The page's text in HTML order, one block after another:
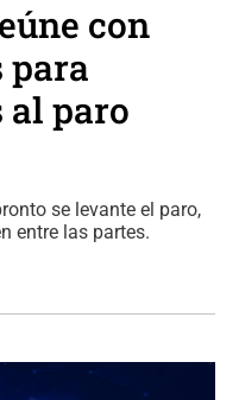
con
para
al paro
se levante el paro,
entre las partes.